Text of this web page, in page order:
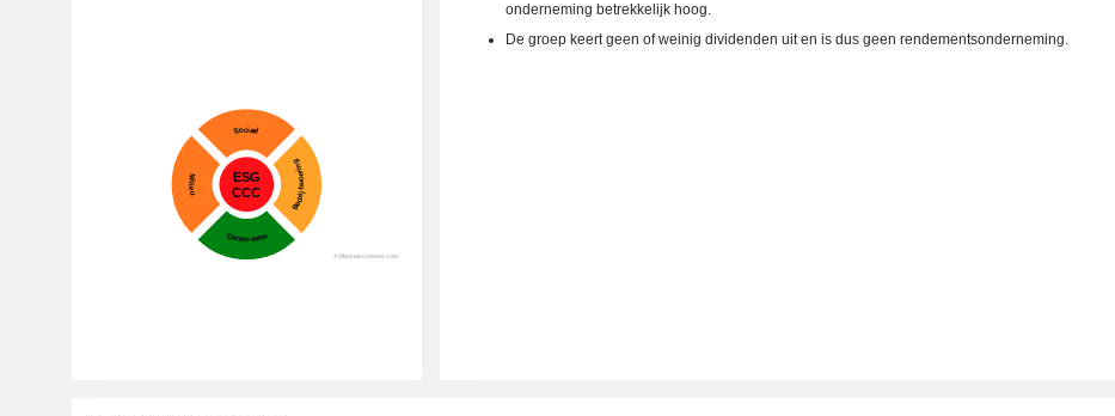
onderneming betrekkelijk hoog.
De groep keert geen of weinig dividenden uit en is dus geen rendementsonderneming.